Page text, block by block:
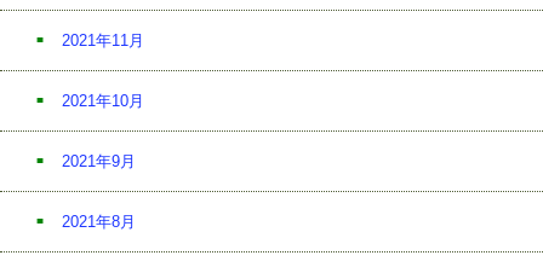
2021年11月
2021年10月
2021年9月
2021年8月